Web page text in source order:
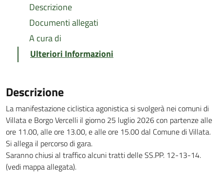
Descrizione
Documenti allegati
A cura di
Ulteriori Informazioni
Descrizione
La manifestazione ciclistica agonistica si svolgerà nei comuni di
Villata e Borgo Vercelli il giorno 25 luglio 2026 con partenze alle
ore 11.00, alle ore 13.00, e alle ore 15.00 dal Comune di Villata.
Si allega il percorso di gara.
Saranno chiusi al traffico alcuni tratti delle SS.PP. 12-13-14.
(vedi mappa allegata).